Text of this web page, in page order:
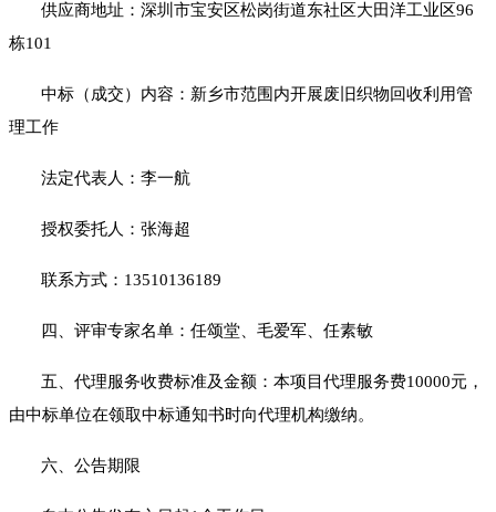
供应商地址： 深圳市宝安区松岗街道东社区大田洋工业区96
栋101
中标（成交）内容：新乡市范围内开展废旧织物回收利用管
理工作
法定代表人：李一航
授权委托人：张海超
联系方式： 13510136189
四、评审专家名单：任颂堂、毛爱军、任素敏
五、代理服务收费标准及金额：本项目代理服务费10000元，
由中标单位在领取中标通知书时向代理机构缴纳。
六、公告期限